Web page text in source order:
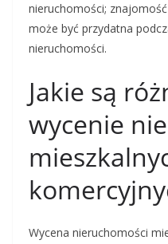
nieruchomości;
może być przydatna
nieruchomości.
Jakie są
wycenie
Wycena nieruchomości